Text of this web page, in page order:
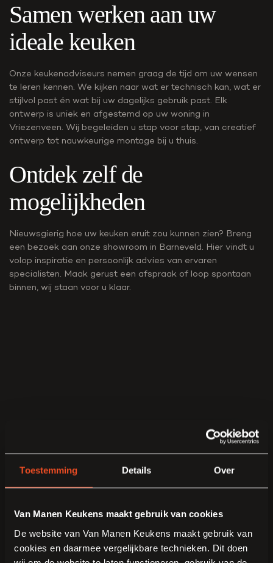
Toestemming Details Over
Van Manen Keukens maakt gebruik van cookies
De website van Van Manen Keukens maakt gebruik van
cookies en daarmee vergelijkbare technieken. Dit doen
Samen werken aan uw
ideale keuken
Onze keukenadviseurs nemen graag de tijd om uw wensen
te leren kennen. We kijken naar wat er technisch kan, wat er
stijlvol past én wat bij uw dagelijks gebruik past. Elk
ontwerp is uniek en afgestemd op uw woning in
Vriezenveen. Wij begeleiden u stap voor stap, van creatief
ontwerp tot nauwkeurige montage bij u thuis.
Ontdek zelf de
mogelijkheden
Nieuwsgierig hoe uw keuken eruit zou kunnen zien? Breng
een bezoek aan onze showroom in Barneveld. Hier vindt u
volop inspiratie en persoonlijk advies van ervaren
specialisten. Maak gerust een afspraak of loop spontaan
binnen, wij staan voor u klaar.